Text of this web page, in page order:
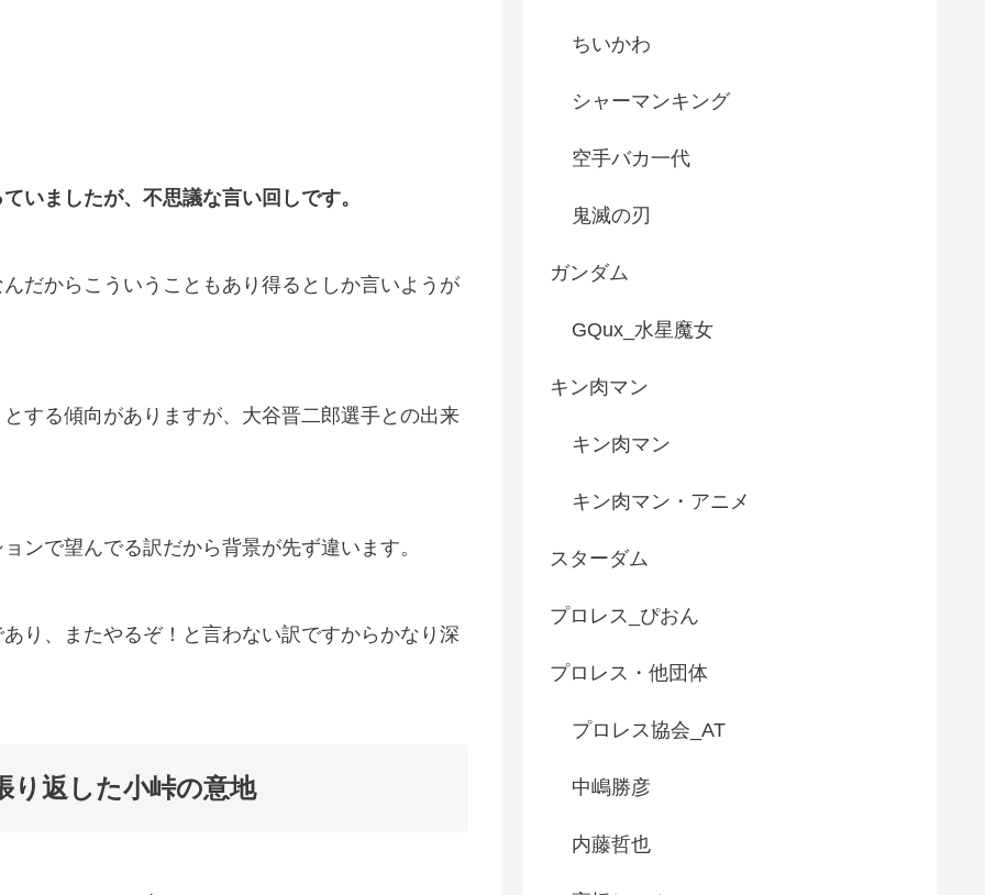
いましたが、不思議な言い回しです。
だからこういうこともあり得るとしか言いようが
する傾向がありますが、大谷晋二郎選手との出来
ンで望んでる訳だから背景が先ず違います。
り、またやるぞ！と言わない訳ですからかなり深
り返した小峠の意地
ちいかわ
シャーマンキング
空手バカ一代
鬼滅の刃
ガンダム
GQux_水星魔女
キン肉マン
キン肉マン
キン肉マン・アニメ
スターダム
プロレス_ぴおん
プロレス・他団体
プロレス協会_AT
中嶋勝彦
内藤哲也